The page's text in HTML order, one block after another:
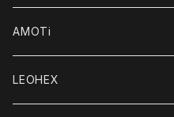
オリジナルゼンタイ
輸入品
レディース
キャットスーツ＆ユニタード
メンズ
AMOTi
Women's
LEOHEX